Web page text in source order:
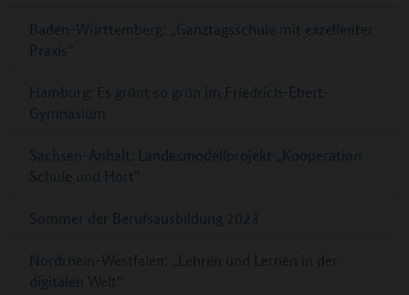
Baden-Württemberg: „Ganztagsschule mit exzellenter
Praxis“
Hamburg: Es grünt so grün im Friedrich-Ebert-
Gymnasium
Sachsen-Anhalt: Landesmodellprojekt „Kooperation
Schule und Hort“
Sommer der Berufsausbildung 2023
Nordrhein-Westfalen: „Lehren und Lernen in der
digitalen Welt“